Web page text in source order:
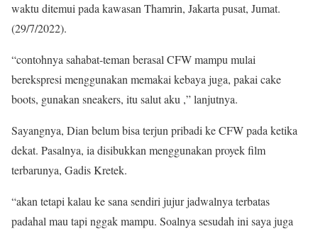
waktu ditemui pada kawasan Thamrin, Jakarta pusat, Jumat.
(29/7/2022).
“contohnya sahabat-teman berasal CFW mampu mulai
berekspresi menggunakan memakai kebaya juga, pakai cake
boots, gunakan sneakers, itu salut aku ,” lanjutnya.
Sayangnya, Dian belum bisa terjun pribadi ke CFW pada ketika
dekat. Pasalnya, ia disibukkan menggunakan proyek film
terbarunya, Gadis Kretek.
“akan tetapi kalau ke sana sendiri jujur ​​jadwalnya terbatas
padahal mau tapi nggak mampu. Soalnya sesudah ini saya juga